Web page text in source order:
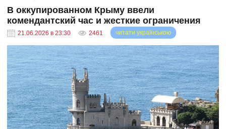
В оккупированном Крыму ввели
комендантский час и жесткие ограничения
21.06.2026 в 23:30 2461 читати українською